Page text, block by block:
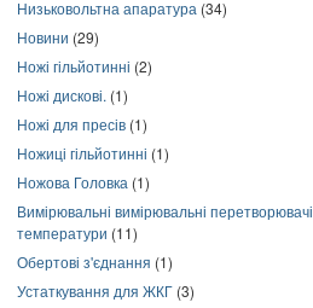
Низьковольтна апаратура (34)
Новини (29)
Ножі гільйотинні (2)
Ножі дискові. (1)
Ножі для пресів (1)
Ножиці гільйотинні (1)
Ножова Головка (1)
Вимірювальні вимірювальні перетворювачі
температури (11)
Обертові з'єднання (1)
Устаткування для ЖКГ (3)